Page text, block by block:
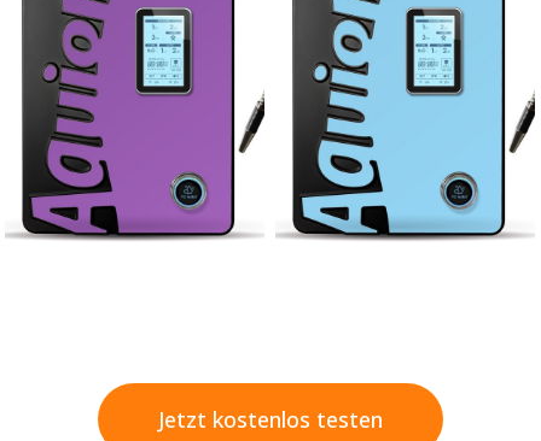
Jetzt kostenlos testen